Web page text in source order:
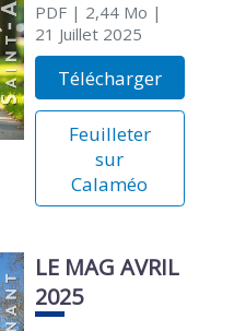
PDF| 2,44 Mo |
21 Juillet 2025
Télécharger
Feuilleter
sur
Calaméo
LE MAG AVRIL
2025